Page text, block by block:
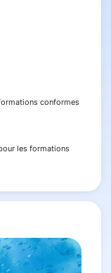
conformes
les formations